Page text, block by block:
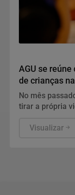
AGU se
de crianças
No mês
tirar a própria
Visualizar